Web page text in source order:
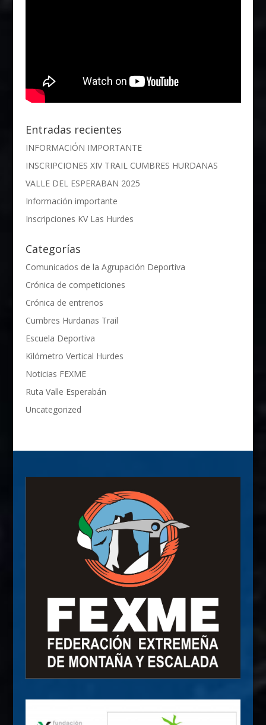
Entradas recientes
INFORMACIÓN IMPORTANTE
INSCRIPCIONES XIV TRAIL CUMBRES HURDANAS
VALLE DEL ESPERABAN 2025
Información importante
Inscripciones KV Las Hurdes
Categorías
Comunicados de la Agrupación Deportiva
Crónica de competiciones
Crónica de entrenos
Cumbres Hurdanas Trail
Escuela Deportiva
Kilómetro Vertical Hurdes
Noticias FEXME
Ruta Valle Esperabán
Uncategorized